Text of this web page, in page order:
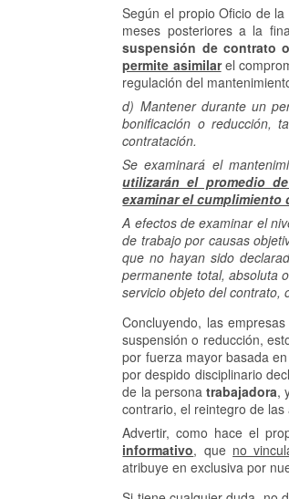
Según el propio Oficio de
meses posteriores a la
suspensión de contrato
permite asimilarel
regulación del
d) Mantener durante un
bonificación o reducción,
contratación.
Se examinará el
utilizarán el promedio
examinar el cumplimiento
A efectos de examinar el
de trabajo por causas
que no hayan sido
permanente total, absoluta
servicio objeto del contrato,
Concluyendo, las
suspensión o reducción,
por fuerza mayor basada
por despido disciplinario
de la personatrabajadora,
contrario, el reintegro de
Advertir, como hace el
informativo, que no
atribuye en exclusiva por